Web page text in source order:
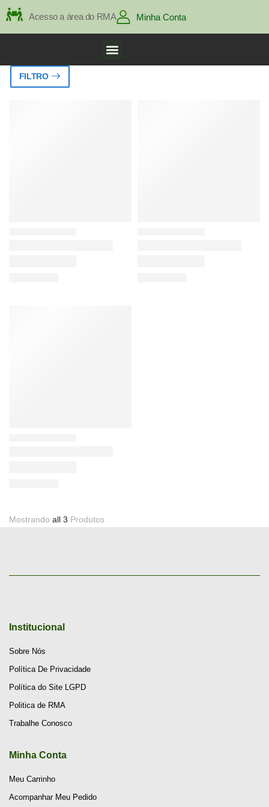
Acesso a área do RMA Minha Conta
FILTRO
Mostrando all 3 Produtos
Institucional
Sobre Nós
Política De Privacidade
Política do Site LGPD
Politica de RMA
Trabalhe Conosco
Minha Conta
Meu Carrinho
Acompanhar Meu Pedido